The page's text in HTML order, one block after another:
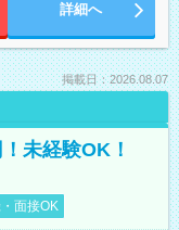
詳細へ
掲載日：2026.08.07
未経験OK！
面接OK